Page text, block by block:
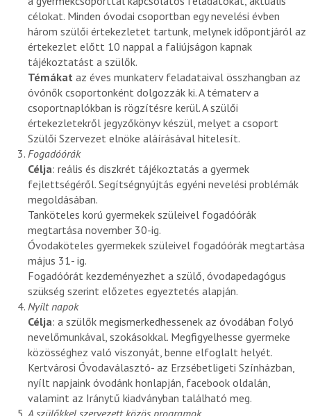
célokat. Minden óvodai csoportban egy nevelési évben
három szülői értekezletet tartunk, melynek időpontjáról az
értekezlet előtt 10 nappal a faliújságon kapnak
tájékoztatást a szülők.
Témákat az éves munkaterv feladataival összhangban az
óvónők csoportonként dolgozzák ki. A tématerv a
csoportnaplókban is rögzítésre kerül. A szülői
értekezletekről jegyzőkönyv készül, melyet a csoport
Szülői Szervezet elnöke aláírásával hitelesít.
Fogadóórák
Célja: reális és diszkrét tájékoztatás a gyermek
fejlettségéről. Segítségnyújtás egyéni nevelési problémák
megoldásában.
Tanköteles korú gyermekek szüleivel fogadóórák
megtartása november 30-ig.
Óvodaköteles gyermekek szüleivel fogadóórák megtartása
május 31- ig.
Fogadóórát kezdeményezhet a szülő, óvodapedagógus
szükség szerint előzetes egyeztetés alapján.
Nyílt napok
Célja: a szülők megismerkedhessenek az óvodában folyó
nevelőmunkával, szokásokkal. Megfigyelhesse gyermeke
közösséghez való viszonyát, benne elfoglalt helyét.
Kertvárosi Óvodaválasztó- az Erzsébetligeti Színházban,
nyílt napjaink óvodánk honlapján, facebook oldalán,
valamint az Iránytű kiadványban található meg.